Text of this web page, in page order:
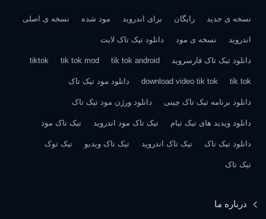
نسخه ی جدید رایگان برای اندروید مود شده نسخه ی اصلی
اندروید نسخه ی مود دانلود تیک تاک لایت
دانلود تیک تاک فارسروید tik tok android
tik tok mod
tiktok
tik tok
download video tik tok دانلود مود تیک تاک
دانلود برنامه تیک تاک چینی دانلود ورژن مود تیک تاک
دانلود ویدید های تیک تیام تیک تاک مود اندروید تیک تاک مود
دانلود تیک تاک تیک تاک اندروید تیک تاک ویدیو تیک توک
تیک تاک
درباره ما